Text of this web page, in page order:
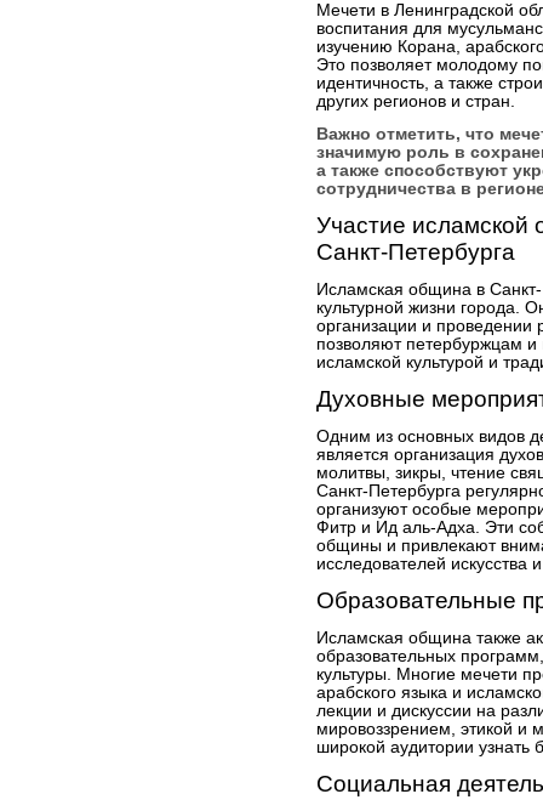
Мечети в Ленинградской
воспитания для
изучению Корана,
Это позволяет молодому
идентичность, а также
других регионов и стран.
Важно отметить, что
значимую роль в
а также способствуют
сотрудничества в
Участие исламской
Санкт-Петербурга
Исламская община в Санкт-
культурной жизни города.
организации и проведении
позволяют петербуржцам и
исламской культурой и
Духовные
Одним из основных видов
является организация
молитвы, зикры, чтение
Санкт-Петербурга
организуют особые
Фитр и Ид аль-Адха. Эти
общины и привлекают
исследователей искусства
Образовательные
Исламская община также
образовательных
культуры. Многие мечети
арабского языка и
лекции и дискуссии на
мировоззрением, этикой и
широкой аудитории узнать
Социальная